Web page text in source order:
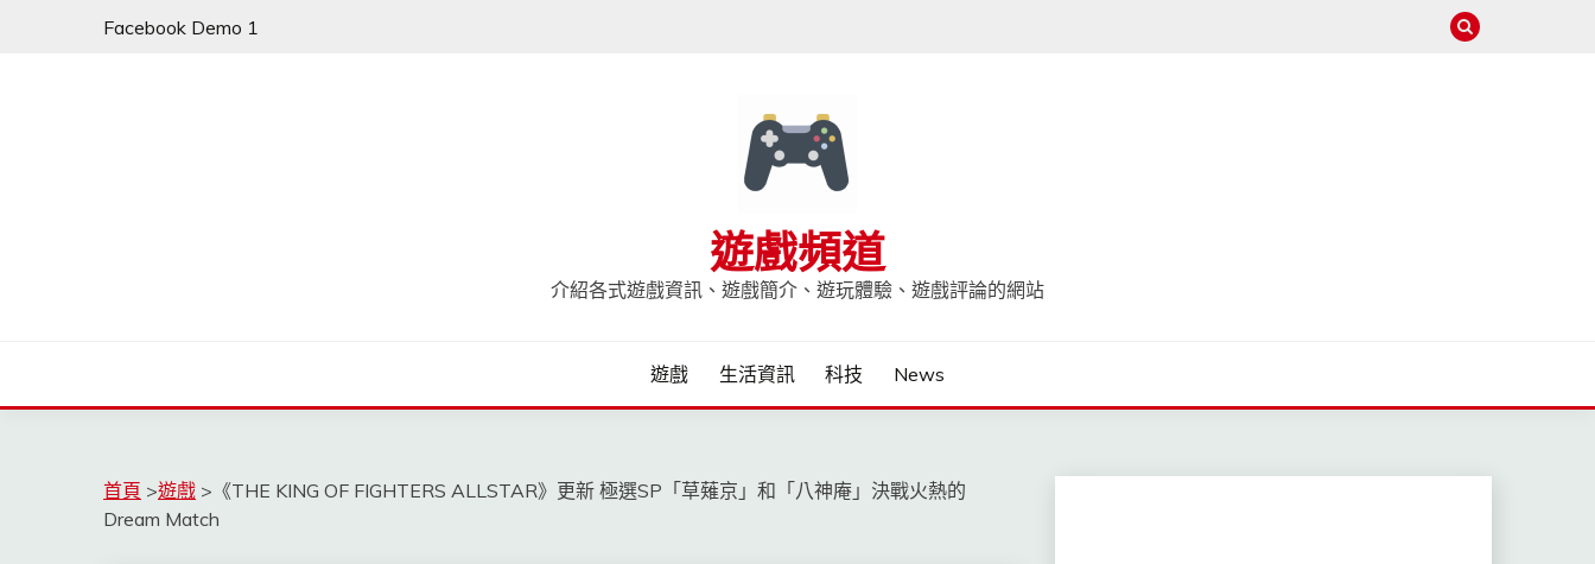
Facebook Demo 1
遊戲頻道
介紹各式遊戲資訊、遊戲簡介、遊玩體驗、遊戲評論的網站
遊戲 生活資訊 科技 News
首頁 >遊戲 > 《THE KING OF FIGHTERS ALLSTAR》更新 極選SP「草薙京」和「八神庵」決戰火熱的
Dream Match